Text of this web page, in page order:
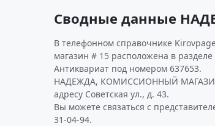
Сводные данные
В телефонном справочнике
магазин # 15 расположена в разделе
Антиквариат под номером 637653.
НАДЕЖДА, КОМИССИОННЫЙ МАГАЗИН
адресу Советская ул., д. 43.
Вы можете связаться с
31-04-94.